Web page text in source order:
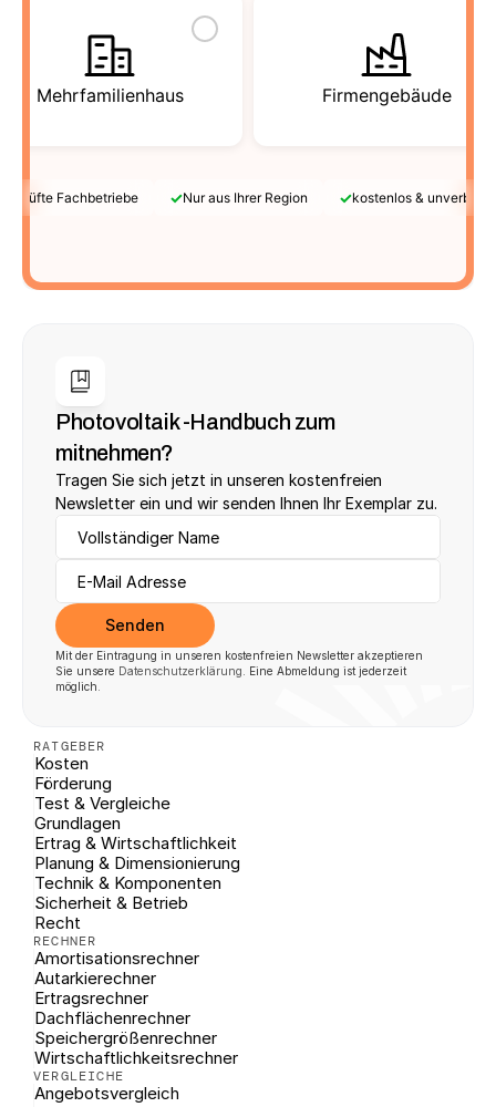
Mehrfamilienhaus Firmengebäude
Fachbetriebe ✓Nur aus Ihrer Region ✓kostenlos &
Photovoltaik -Handbuch zum
mitnehmen?
Tragen Sie sich jetzt in unseren kostenfreien
Newsletter ein und wir senden Ihnen Ihr Exemplar zu.
Senden
Mit der Eintragung in unseren kostenfreien Newsletter akzeptieren
Sie unsere Datenschutzerklärung . Eine Abmeldung ist jederzeit
möglich.
RATGEBER
Kosten
Förderung
Test & Vergleiche
Grundlagen
Ertrag & Wirtschaftlichkeit
Planung & Dimensionierung
Technik & Komponenten
Sicherheit & Betrieb
Recht
RECHNER
Amortisationsrechner
Autarkierechner
Ertragsrechner
Dachflächenrechner
Speichergrößenrechner
Wirtschaftlichkeitsrechner
VERGLEICHE
Angebotsvergleich